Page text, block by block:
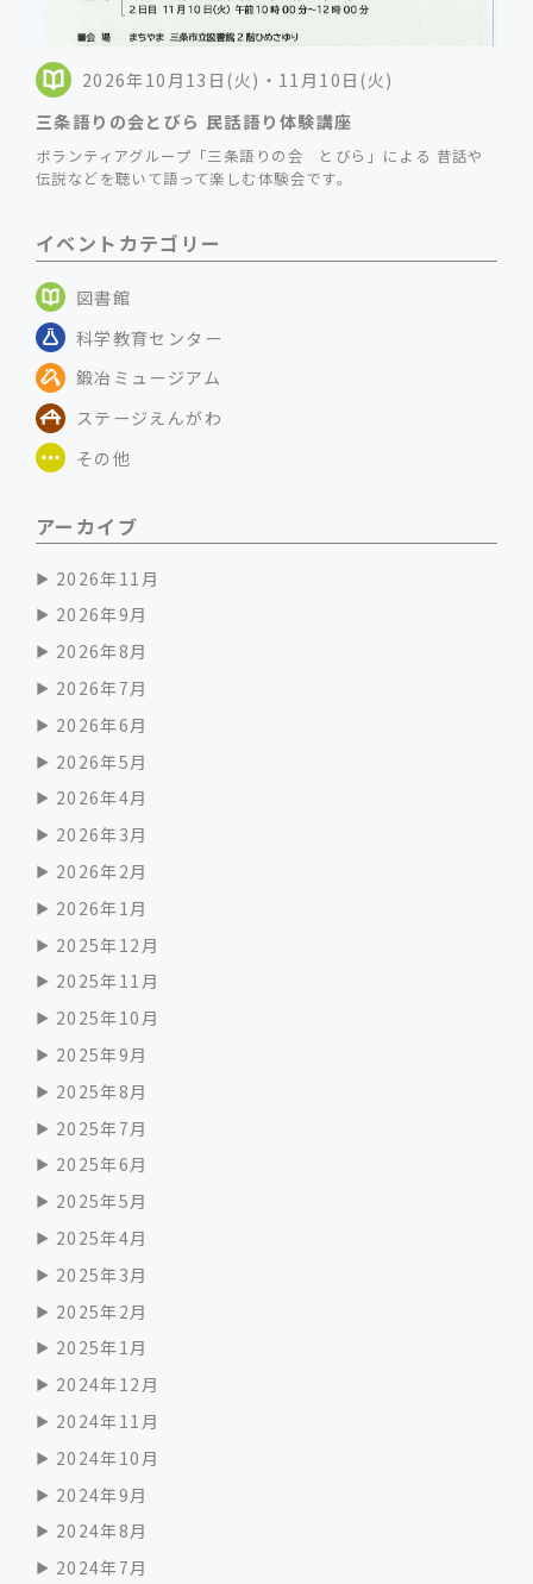
2026年10月13日(火)・11月10日(火)
三条語りの会とびら 民話語り体験講座
ボランティアグループ「三条語りの会 とびら」による 昔話や
伝説などを聴いて語って楽しむ体験会です。
イベントカテゴリー
図書館
科学教育センター
鍛冶ミュージアム
ステージえんがわ
その他
アーカイブ
2026年11月
2026年9月
2026年8月
2026年7月
2026年6月
2026年5月
2026年4月
2026年3月
2026年2月
2026年1月
2025年12月
2025年11月
2025年10月
2025年9月
2025年8月
2025年7月
2025年6月
2025年5月
2025年4月
2025年3月
2025年2月
2025年1月
2024年12月
2024年11月
2024年10月
2024年9月
2024年8月
2024年7月